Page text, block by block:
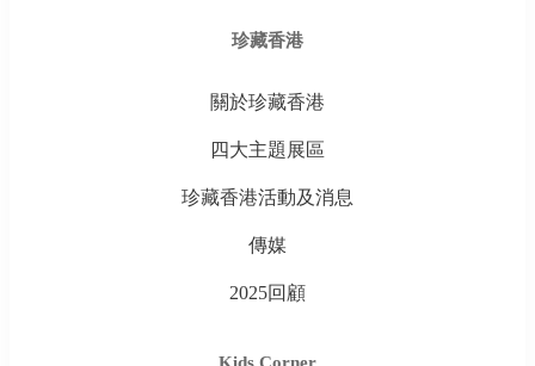
珍藏香港
關於珍藏香港
四大主題展區
珍藏香港活動及消息
傳媒
2025回顧
Kids Corner